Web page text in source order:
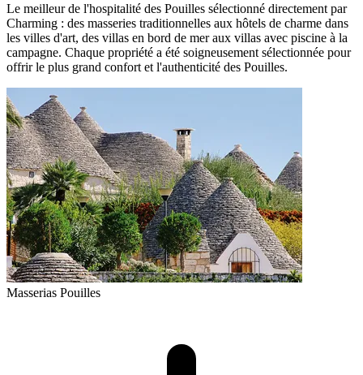
Le meilleur de l'hospitalité des Pouilles sélectionné directement par
Charming : des masseries traditionnelles aux hôtels de charme dans
les villes d'art, des villas en bord de mer aux villas avec piscine à la
campagne. Chaque propriété a été soigneusement sélectionnée pour
offrir le plus grand confort et l'authenticité des Pouilles.
Masserias Pouilles